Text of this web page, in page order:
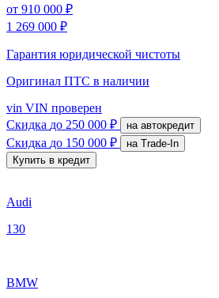
от 910 000 ₽
1 269 000 ₽
Гарантия юридической чистоты
Оригинал ПТС в наличии
vin VIN проверен
Скидка до 250 000 ₽ на автокредит
Скидка до 150 000 ₽
на Trade-In
Купить в кредит
Audi
130
BMW